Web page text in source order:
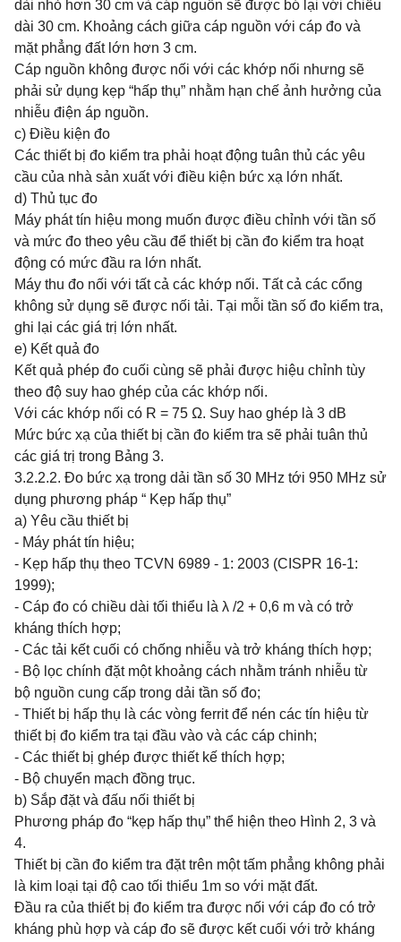
dài nhỏ hơn 30 cm và cáp nguồn sẽ được bó lại với chiều
dài 30 cm. Khoảng cách giữa cáp nguồn với cáp đo và
mặt phẳng đất lớn hơn 3 cm.
Cáp nguồn không được nối với các khớp nối nhưng sẽ
phải sử dụng kẹp “hấp thụ” nhằm hạn chế ảnh hưởng của
nhiễu điện áp nguồn.
c) Điều kiện đo
Các thiết bị đo kiểm tra phải hoạt động tuân thủ các yêu
cầu của nhà sản xuất với điều kiện bức xạ lớn nhất.
d) Thủ tục đo
Máy phát tín hiệu mong muốn được điều chỉnh với tần số
và mức đo theo yêu cầu để thiết bị cần đo kiểm tra hoạt
động có mức đầu ra lớn nhất.
Máy thu đo nối với tất cả các khớp nối. Tất cả các cổng
không sử dụng sẽ được nối tải. Tại mỗi tần số đo kiểm tra,
ghi lại các giá trị lớn nhất.
e) Kết quả đo
Kết quả phép đo cuối cùng sẽ phải được hiệu chỉnh tùy
theo độ suy hao ghép của các khớp nối.
Với các khớp nối có R = 75 Ω. Suy hao ghép là 3 dB
Mức bức xạ của thiết bị cần đo kiểm tra sẽ phải tuân thủ
các giá trị trong Bảng 3.
3.2.2.2. Đo bức xạ trong dải tần số 30 MHz tới 950 MHz sử
dụng phương pháp “ Kẹp hấp thụ”
a) Yêu cầu thiết bị
- Máy phát tín hiệu;
- Kẹp hấp thụ theo TCVN 6989 - 1: 2003 (CISPR 16-1:
1999);
- Cáp đo có chiều dài tối thiểu là λ /2 + 0,6 m và có trở
kháng thích hợp;
- Các tải kết cuối có chống nhiễu và trở kháng thích hợp;
- Bộ lọc chính đặt một khoảng cách nhằm tránh nhiễu từ
bộ nguồn cung cấp trong dải tần số đo;
- Thiết bị hấp thụ là các vòng ferrit để nén các tín hiệu từ
thiết bị đo kiểm tra tại đầu vào và các cáp chinh;
- Các thiết bị ghép được thiết kế thích hợp;
- Bộ chuyển mạch đồng trục.
b) Sắp đặt và đấu nối thiết bị
Phương pháp đo “kẹp hấp thụ” thể hiện theo Hình 2, 3 và
4.
Thiết bị cần đo kiểm tra đặt trên một tấm phẳng không phải
là kim loại tại độ cao tối thiểu 1m so với mặt đất.
Đầu ra của thiết bị đo kiểm tra được nối với cáp đo có trở
kháng phù hợp và cáp đo sẽ được kết cuối với trở kháng